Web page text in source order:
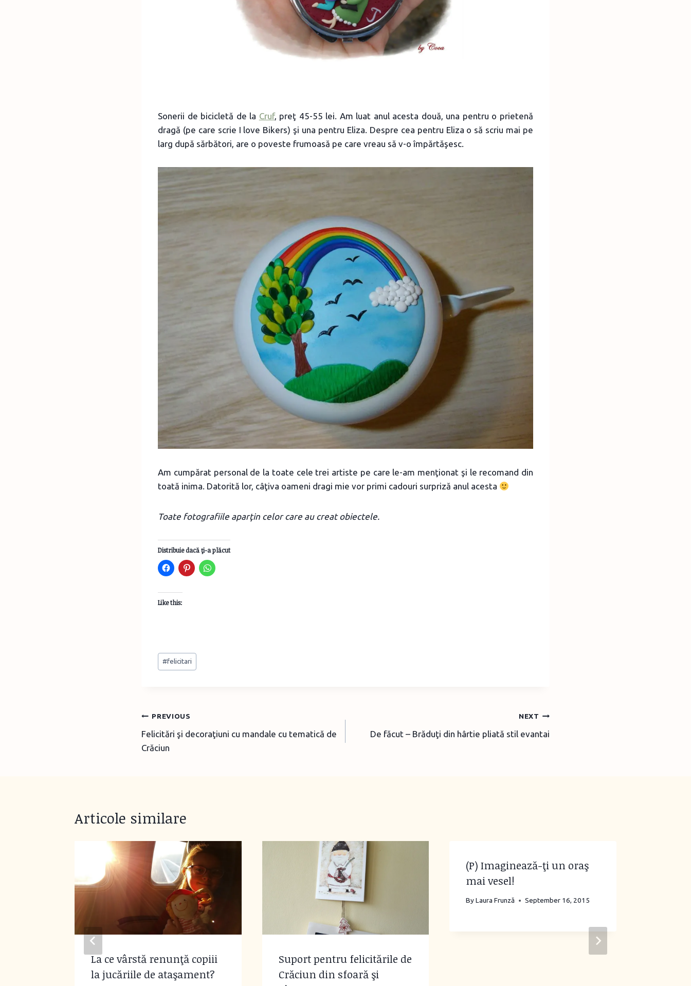
Sonerii de bicicletă de la Cruf, preţ 45-55 lei. Am luat anul acesta două, una pentru o prietenă
dragă (pe care scrie I love Bikers) şi una pentru Eliza. Despre cea pentru Eliza o să scriu mai pe
larg după sărbători, are o poveste frumoasă pe care vreau să v-o împărtăşesc.
Am cumpărat personal de la toate cele trei artiste pe care le-am menţionat şi le recomand din
toată inima. Datorită lor, câţiva oameni dragi mie vor primi cadouri surpriză anul acesta
Toate fotografiile aparţin celor care au creat obiectele.
Distribuie dacă ţi-a plăcut
Like this:
Post
Tags:
#felicitari
Post
navigation
PREVIOUS
Felicitări şi decoraţiuni cu mandale cu tematică de
Crăciun
NEXT
De făcut – Brăduţi din hârtie pliată stil evantai
Articole similare
La ce vârstă renunţă copiii
la jucăriile de ataşament?
Suport pentru felicitările de
Crăciun din sfoară şi
(P) Imaginează-ţi un oraş
mai vesel!
By Laura Frunză September 16, 2015